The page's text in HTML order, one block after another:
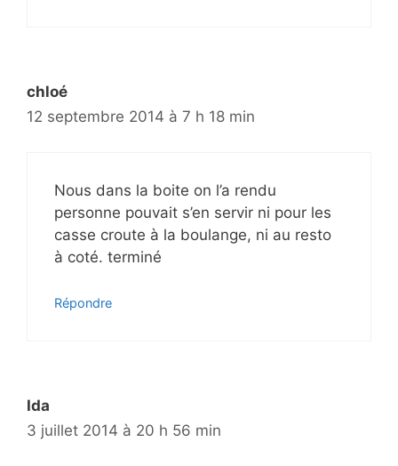
chloé
12 septembre 2014 à 7 h 18 min
Nous dans la boite on l’a rendu
personne pouvait s’en servir ni pour les
casse croute à la boulange, ni au resto
à coté. terminé
Répondre
Ida
3 juillet 2014 à 20 h 56 min